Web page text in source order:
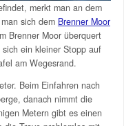
merkt man an dem
sich dem Brenner Moor
Brenner Moor überquert
ein kleiner Stopp auf
am Wegesrand.
Beim Einfahren nach
danach nimmt die
Metern gibt es einen